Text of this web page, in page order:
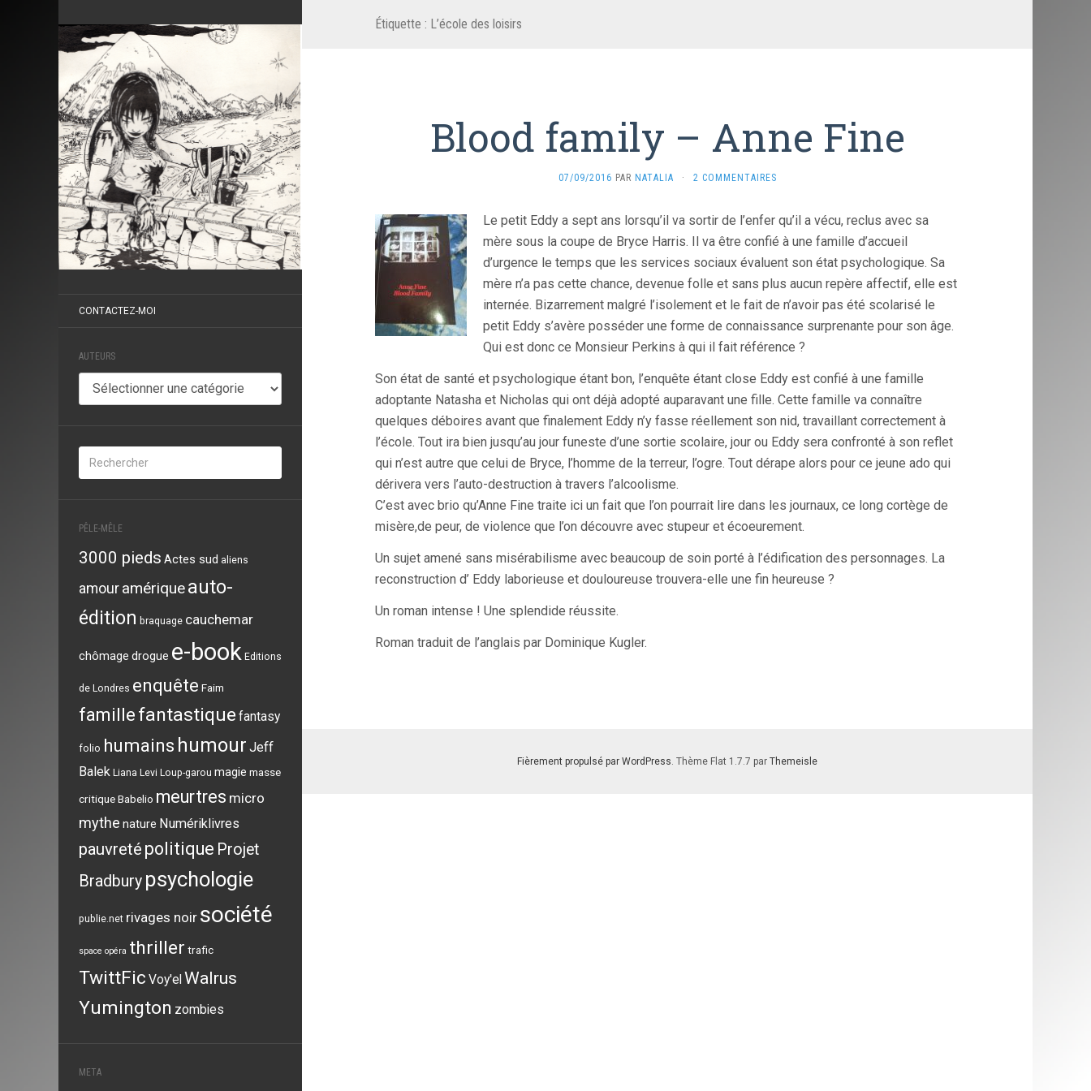
CONTACTEZ-MOI
AUTEURS
Auteurs
PÊLE-MÊLE
3000 pieds Actes sud aliens
amour amériqueauto-
édition braquage cauchemar
chômage drogue e-book Editions
de Londres enquête Faim
famillefantastique fantasy
folio humains humour Jeff
Balek Liana Levi Loup-garou magie masse
critique Babelio meurtres micro
mythe nature Numériklivres
pauvreté politique Projet
Bradbury psychologie
publie.net rivages noir société
space opéra thriller trafic
TwittFic Voy'el Walrus
Yumington zombies
META
Étiquette : L’école des loisirs
Blood family – Anne Fine
07/09/2016 PAR NATALIA · 2 COMMENTAIRES
Le petit Eddy a sept ans lorsqu’il va sortir de l’enfer qu’il a vécu, reclus avec sa
mère sous la coupe de Bryce Harris. Il va être confié à une famille d’accueil
d’urgence le temps que les services sociaux évaluent son état psychologique. Sa
mère n’a pas cette chance, devenue folle et sans plus aucun repère affectif, elle est
internée. Bizarrement malgré l’isolement et le fait de n’avoir pas été scolarisé le
petit Eddy s’avère posséder une forme de connaissance surprenante pour son âge.
Qui est donc ce Monsieur Perkins à qui il fait référence ?
Son état de santé et psychologique étant bon, l’enquête étant close Eddy est confié à une famille
adoptante Natasha et Nicholas qui ont déjà adopté auparavant une fille. Cette famille va connaître
quelques déboires avant que finalement Eddy n’y fasse réellement son nid, travaillant correctement à
l’école. Tout ira bien jusqu’au jour funeste d’une sortie scolaire, jour ou Eddy sera confronté à son reflet
qui n’est autre que celui de Bryce, l’homme de la terreur, l’ogre. Tout dérape alors pour ce jeune ado qui
dérivera vers l’auto-destruction à travers l’alcoolisme.
C’est avec brio qu’Anne Fine traite ici un fait que l’on pourrait lire dans les journaux, ce long cortège de
misère,de peur, de violence que l’on découvre avec stupeur et écoeurement.
Un sujet amené sans misérabilisme avec beaucoup de soin porté à l’édification des personnages. La
reconstruction d’ Eddy laborieuse et douloureuse trouvera-elle une fin heureuse ?
Un roman intense ! Une splendide réussite.
Roman traduit de l’anglais par Dominique Kugler.
Fièrement propulsé par WordPress. Thème Flat 1.7.7 par Themeisle